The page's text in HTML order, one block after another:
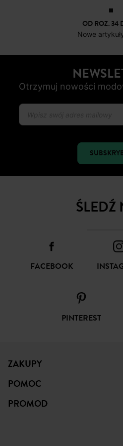
OD ROZ. 34
Nowe
Otrzymuj nowości
ŚLEDŹ
FACEBOOK
PINTEREST
ZAKUPY
POMOC
PROMOD